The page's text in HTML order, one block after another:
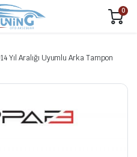
0
Aralığı Uyumlu Arka Tampon